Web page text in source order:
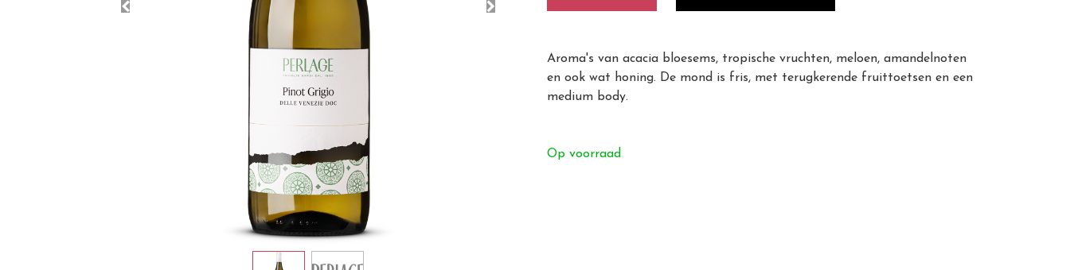
Aroma's van acacia bloesems, tropische vruchten, meloen, amandelnoten
en ook wat honing. De mond is fris, met terugkerende fruittoetsen en een
medium body.
Op voorraad